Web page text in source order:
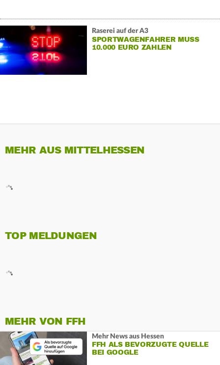
Raserei auf der A3
SPORTWAGENFAHRER MUSS
10.000 EURO ZAHLEN
MEHR AUS MITTELHESSEN
TOP MELDUNGEN
MEHR VON FFH
Mehr News aus Hessen
FFH ALS BEVORZUGTE QUELLE
BEI GOOGLE